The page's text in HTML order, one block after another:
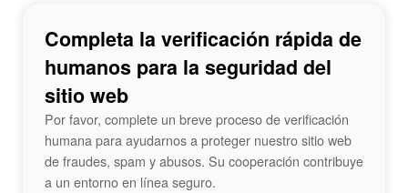
Completa la verificación rápida de
humanos para la seguridad del
sitio web
Por favor, complete un breve proceso de verificación
humana para ayudarnos a proteger nuestro sitio web
de fraudes, spam y abusos. Su cooperación contribuye
a un entorno en línea seguro.